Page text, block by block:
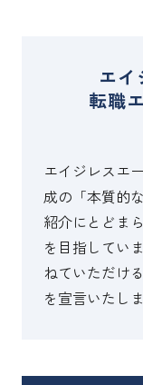
エイ
転職
エイジレスエ
成の「本質的
紹介にとどま
を目指してい
ねていただけ
を宣言いたしま